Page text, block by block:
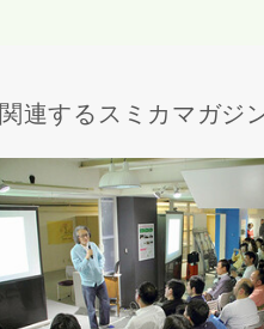
関連するスミカマガジ当
当
な